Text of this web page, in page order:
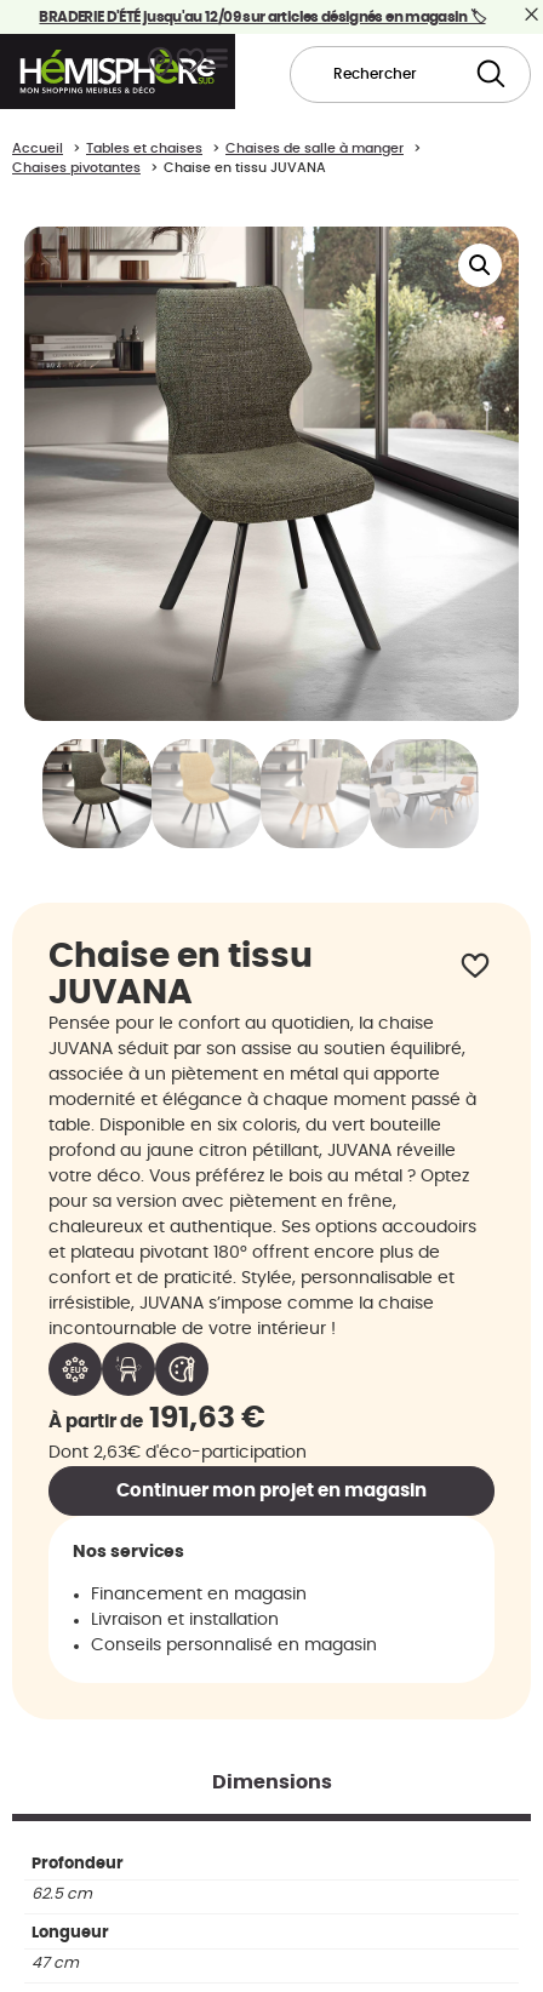
BRADERIE D'ÉTÉ jusqu'au 12/09 sur articles désignés en magasin 🏷️
Accueil Tables et chaises
Chaises de salle à manger
Chaises pivotantes
Chaise en tissu JUVANA
Chaise en tissu
JUVANA
Pensée pour le confort au quotidien, la chaise
JUVANA séduit par son assise au soutien équilibré,
associée à un piètement en métal qui apporte
modernité et élégance à chaque moment passé à
table. Disponible en six coloris, du vert bouteille
profond au jaune citron pétillant, JUVANA réveille
votre déco. Vous préférez le bois au métal ? Optez
pour sa version avec piètement en frêne,
chaleureux et authentique. Ses options accoudoirs
et plateau pivotant 180° offrent encore plus de
confort et de praticité. Stylée, personnalisable et
irrésistible, JUVANA s’impose comme la chaise
incontournable de votre intérieur !
À partir de 191,63 €
Dont 2,63€ d'éco-participation
Continuer mon projet en magasin
Nos services
Financement en magasin
Livraison et installation
Conseils personnalisé en magasin
Dimensions
Profondeur
62.5 cm
Longueur
47 cm